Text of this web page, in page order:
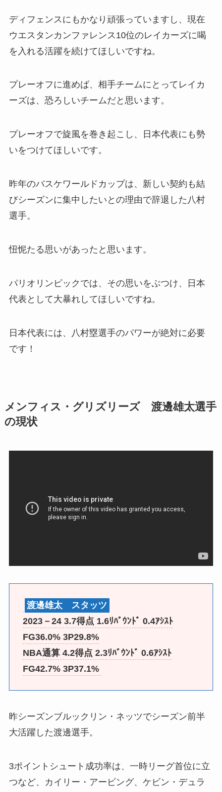
ディフェンスにもかなり頑張っていますし、現在
ウエスタンカンファレンス10位のレイカーズに喝
を入れる活躍を続けてほしいですね。
プレーオフに進めば、相手チームにとってレイカ
ーズは、恐ろしいチームだと思います。
プレーオフで旋風を巻き起こし、日本代表にも勢
いをつけてほしいです。
昨年のバスケワールドカップは、新しい契約も結
びシーズンに集中したいとの理由で辞退した八村
選手。
忸怩たる思いがあったと思います。
パリオリンピックでは、その思いをぶつけ、日本
代表として大暴れしてほしいですね。
日本代表には、八村塁選手のパワーが絶対に必要
です！
メンフィス・グリズリーズ 渡邊雄太選手
の現状
渡邊雄太 スタッツ
2023－24 3.7得点 1.6ﾘﾊﾞｳﾝﾄﾞ 0.4ｱｼｽﾄ
FG36.0% 3P29.8%
NBA通算 4.2得点 2.3ﾘﾊﾞｳﾝﾄﾞ 0.6ｱｼｽﾄ
FG42.7% 3P37.1%
昨シーズンブルックリン・ネッツでシーズン前半
大活躍した渡邊選手。
3ポイントシュート成功率は、一時リーグ首位に立
つなど、カイリー・アービング、ケビン・デュラ